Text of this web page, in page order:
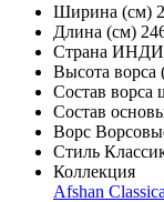
Ширина (см)
Длина (см)
Страна
Высота ворса
Состав ворса
Состав
Ворс
Стиль
Коллекция
Afshan